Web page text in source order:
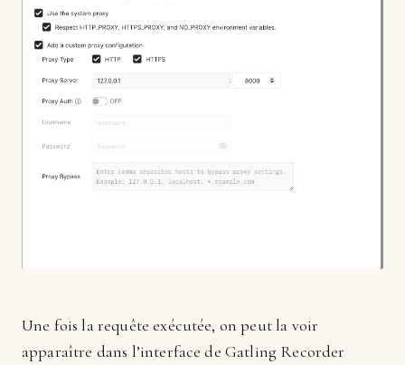
Une fois la requête exécutée, on peut la voir
apparaître dans l’interface de Gatling Recorder